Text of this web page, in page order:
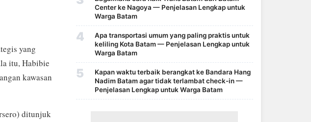
yang
itu, Habibie
kawasan
ditunjuk
Center ke Nagoya — Penjelasan Lengkap untuk
Warga Batam
4
Apa transportasi umum yang paling praktis untuk
keliling Kota Batam — Penjelasan Lengkap untuk
Warga Batam
5
Kapan waktu terbaik berangkat ke Bandara Hang
Nadim Batam agar tidak terlambat check-in —
Penjelasan Lengkap untuk Warga Batam